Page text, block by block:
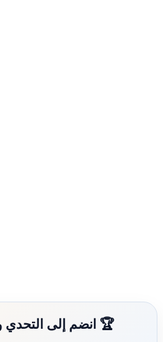
🏆 انضم إلى التحدي